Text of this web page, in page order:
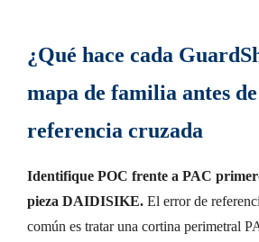
¿Qué hace cada
mapa de familia antes
referencia cruzada
Identifique POC frente a PAC
pieza DAIDISIKE. El error de
común es tratar una cortina perimetral